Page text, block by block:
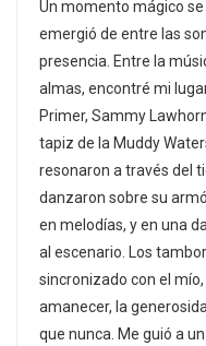
Un momento mágico
emergió de entre las
presencia. Entre la
almas, encontré mi
Primer, Sammy
tapiz de la Muddy
resonaron a través del
danzaron sobre su
en melodías, y en una
al escenario. Los
sincronizado con el mío,
amanecer, la
que nunca. Me guió a